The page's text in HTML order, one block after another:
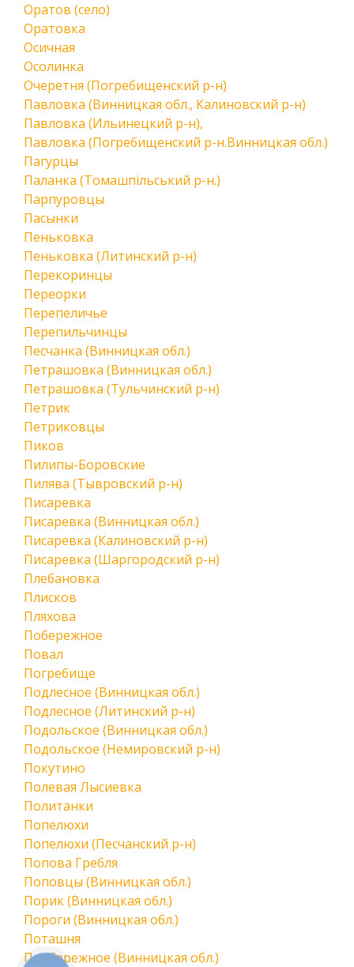
Оратов (село)
Оратовка
Осичная
Осолинка
Очеретня (Погребищенский р-н)
Павловка (Винницкая обл., Калиновский р-н)
Павловка (Ильинецкий р-н),
Павловка (Погребищенский р-н.Винницкая обл.)
Пагурцы
Паланка (Томашпільський р-н.)
Парпуровцы
Пасынки
Пеньковка
Пеньковка (Литинский р-н)
Перекоринцы
Переорки
Перепеличье
Перепильчинцы
Песчанка (Винницкая обл.)
Петрашовка (Винницкая обл.)
Петрашовка (Тульчинский р-н)
Петрик
Петриковцы
Пиков
Пилипы-Боровские
Пилява (Тывровский р-н)
Писаревка
Писаревка (Винницкая обл.)
Писаревка (Калиновский р-н)
Писаревка (Шаргородский р-н)
Плебановка
Плисков
Пляхова
Побережное
Повал
Погребище
Подлесное (Винницкая обл.)
Подлесное (Литинский р-н)
Подольское (Винницкая обл.)
Подольское (Немировский р-н)
Покутино
Полевая Лысиевка
Политанки
Попелюхи
Попелюхи (Песчанский р-н)
Попова Гребля
Поповцы (Винницкая обл.)
Порик (Винницкая обл.)
Пороги (Винницкая обл.)
Поташня
Прибережное (Винницкая обл.)